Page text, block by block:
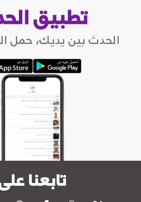
تطبيق
الحدث بين يديك، حمل
تابعنا